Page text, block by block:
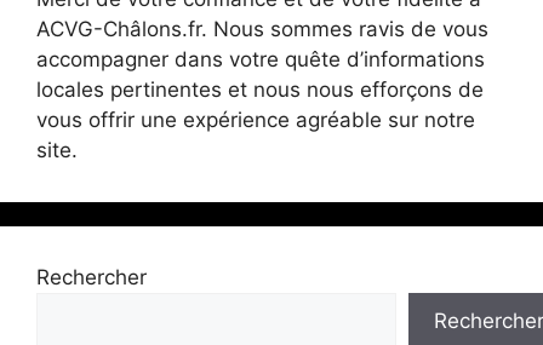
ACVG-Châlons.fr. Nous sommes ravis de vous
accompagner dans votre quête d’informations
locales pertinentes et nous nous efforçons de
vous offrir une expérience agréable sur notre
site.
Rechercher
Rechercher